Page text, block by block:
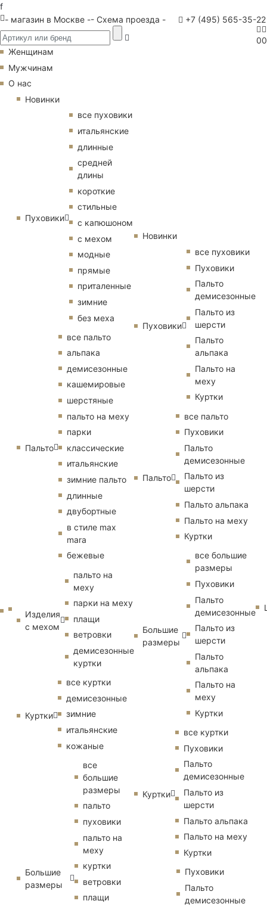
f
- магазин в Москве -- Схема проезда - +7 (495) 565-35-22
00
Женщинам
Мужчинам
О нас
Новинки
Пуховики
все пуховики
итальянские
длинные
средней
длины
короткие
стильные
с капюшоном
с мехом
модные
прямые
приталенные
зимние
без меха
Пальто
все пальто
альпака
демисезонные
кашемировые
шерстяные
пальто на меху
парки
классические
итальянские
зимние пальто
длинные
двубортные
в стиле max
mara
бежевые
Изделия
с мехом
пальто на
меху
парки на меху
плащи
ветровки
демисезонные
куртки
Куртки
все куртки
демисезонные
зимние
итальянские
кожаные
Большие
размеры
все
большие
размеры
пальто
пуховики
пальто на
меху
куртки
ветровки
плащи
Новинки
Пуховики
все пуховики
Пуховики
Пальто
демисезонные
Пальто из
шерсти
Пальто
альпака
Пальто на
меху
Куртки
Пальто
все пальто
Пуховики
Пальто
демисезонные
Пальто из
шерсти
Пальто альпака
Пальто на меху
Куртки
Большие
размеры
все большие
размеры
Пуховики
Пальто
демисезонные
Пальто из
шерсти
Пальто
альпака
Пальто на
меху
Куртки
Куртки
все куртки
Пуховики
Пальто
демисезонные
Пальто из
шерсти
Пальто альпака
Пальто на меху
Куртки
Пуховики
Пальто
демисезонные